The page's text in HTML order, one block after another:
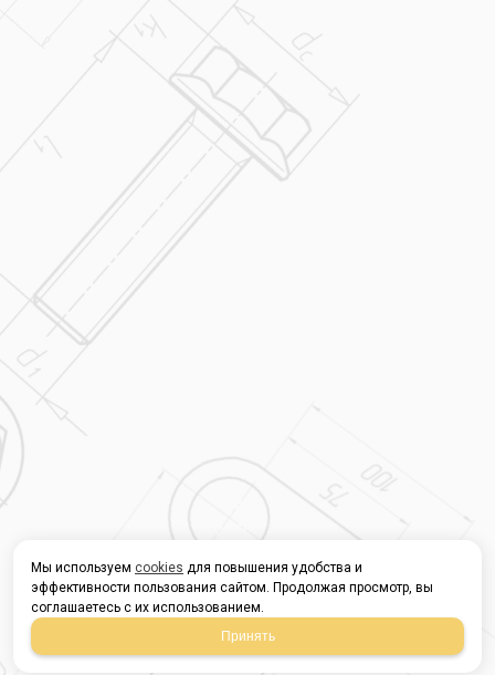
Мы используем cookies для повышения удобства и
эффективности пользования сайтом. Продолжая просмотр, вы
соглашаетесь с их использованием.
Принять